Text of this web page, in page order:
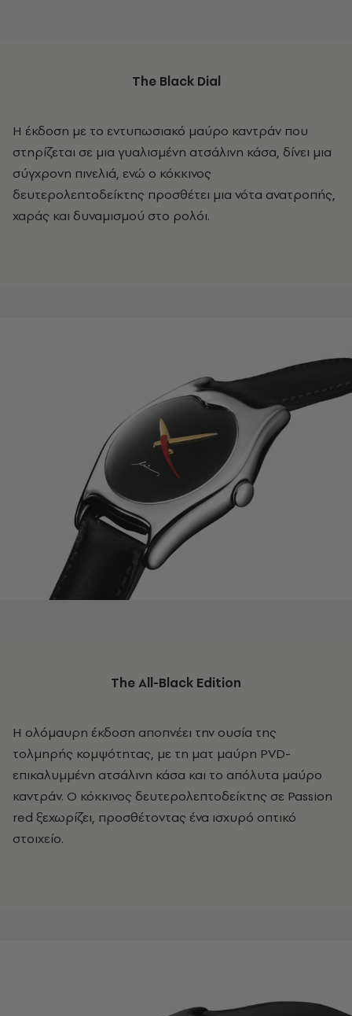
The Black Dial
Η έκδοση με το εντυπωσιακό μαύρο καντράν που
στηρίζεται σε μια γυαλισμένη ατσάλινη κάσα, δίνει μια
σύγχρονη πινελιά, ενώ ο κόκκινος
δευτερολεπτοδείκτης προσθέτει μια νότα ανατροπής,
χαράς και δυναμισμού στο ρολόι.
The All-Black Edition
Η ολόμαυρη έκδοση αποπνέει την ουσία της
τολμηρής κομψότητας, με τη ματ μαύρη PVD-
επικαλυμμένη ατσάλινη κάσα και το απόλυτα μαύρο
καντράν. Ο κόκκινος δευτερολεπτοδείκτης σε Passion
red ξεχωρίζει, προσθέτοντας ένα ισχυρό οπτικό
στοιχείο.